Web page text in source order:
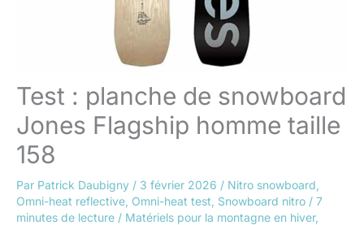
Test : planche de snowboard
Jones Flagship homme taille
158
Par Patrick Daubigny / 3 février 2026 / Nitro snowboard
Omni-heat reflective Omni-heat test Snowboard nitro / 7
minutes de lecture / Matériels pour la montagne en hiver,